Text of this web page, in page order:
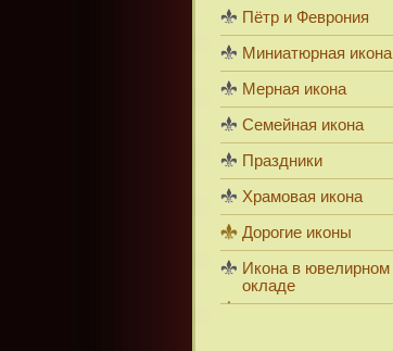
Пётр и Феврония
Миниатюрная икона
Мерная икона
Семейная икона
Праздники
Храмовая икона
Дорогие иконы
Икона в ювелирном
окладе